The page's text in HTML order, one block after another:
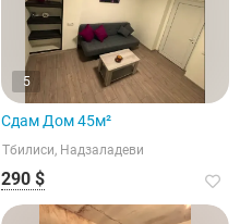
5
Сдам Дом 45м²
Тбилиси, Надзаладеви
290 $